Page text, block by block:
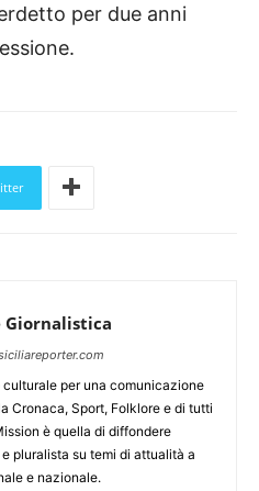
per due anni
Giornalistica
per una comunicazione
Cronaca, Sport, Folklore e di tutti
è quella di diffondere
pluralista su temi di attualità a
e nazionale.